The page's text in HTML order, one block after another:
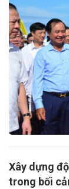
Xây dựng
trong bối